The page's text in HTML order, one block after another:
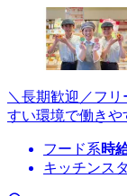
＼長期歓迎／フ
すい環境で働き
フード系時
キッチンス